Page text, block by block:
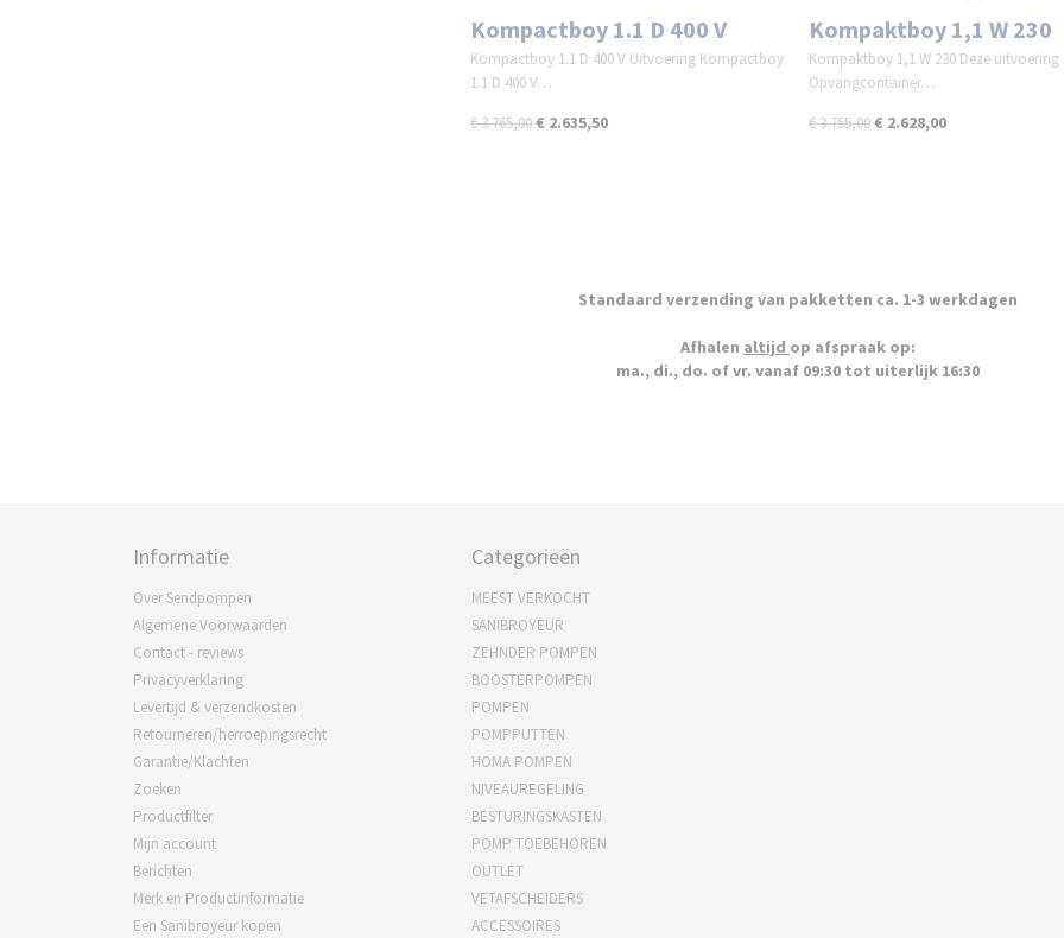
Kompactboy 1.1 D 400 V
Kompactboy 1.1 D 400 V Uitvoering Kompactboy
1.1 D 400 V…
€ 3.765,00€ 2.635,50
Kompaktboy 1,1 W 230
Kompaktboy 1,1 W 230 Deze uitvoering
Opvangcontainer…
€ 3.755,00€ 2.628,00
Standaard verzending van pakketten ca. 1-3 werkdagen
Afhalen altijd op afspraak op:
ma., di., do. of vr. vanaf 09:30 tot uiterlijk 16:30
Informatie
Over Sendpompen
Algemene Voorwaarden
Contact - reviews
Privacyverklaring
Levertijd & verzendkosten
Retourneren/herroepingsrecht
Garantie/Klachten
Zoeken
Productfilter
Mijn account
Berichten
Merk en Productinformatie
Een Sanibroyeur kopen
Categorieën
MEEST VERKOCHT
SANIBROYEUR
ZEHNDER POMPEN
BOOSTERPOMPEN
POMPEN
POMPPUTTEN
HOMA POMPEN
NIVEAUREGELING
BESTURINGSKASTEN
POMP TOEBEHOREN
OUTLET
VETAFSCHEIDERS
ACCESSOIRES